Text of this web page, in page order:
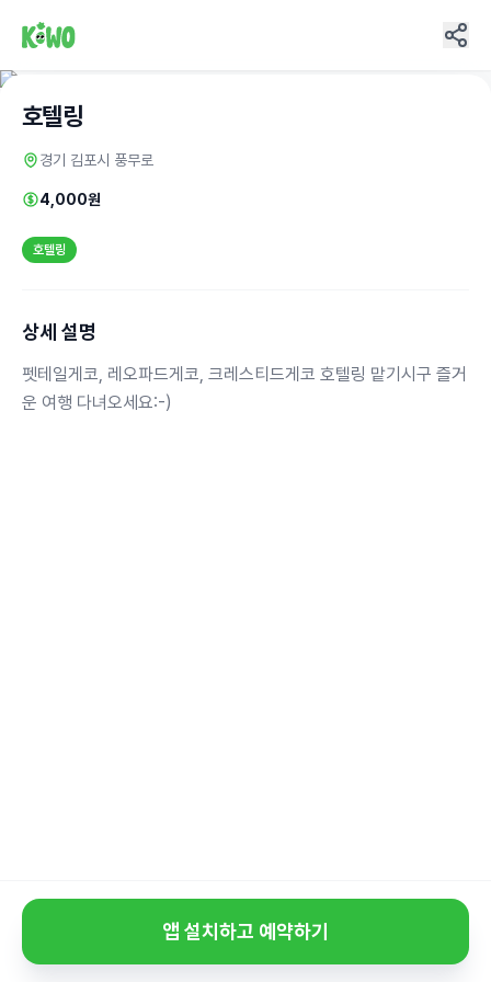
호텔링
경기 김포시 풍무로
4,000원
호텔링
상세 설명
펫테일게코, 레오파드게코, 크레스티드게코 호텔링 맡기시구 즐거
운 여행 다녀오세요:-)
앱 설치하고 예약하기